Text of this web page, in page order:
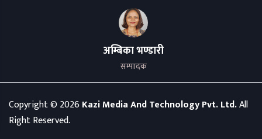
अम्बिका भण्डारी
सम्पादक
Copyright ©2026Kazi Media And Technology Pvt. Ltd.All
Right Reserved.